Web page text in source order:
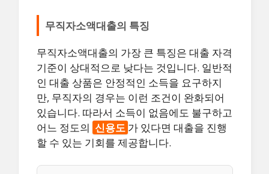
무직자소액대출의 특징
무직자소액대출의 가장 큰 특징은 대출 자격
기준이 상대적으로 낮다는 것입니다. 일반적
인 대출 상품은 안정적인 소득을 요구하지
만, 무직자의 경우는 이런 조건이 완화되어
있습니다. 따라서 소득이 없음에도 불구하고
어느 정도의 신용도 가 있다면 대출을 진행
할 수 있는 기회를 제공합니다.